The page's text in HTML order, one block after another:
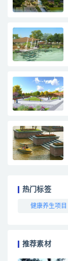
热门标签
健康养生项目
推荐素材